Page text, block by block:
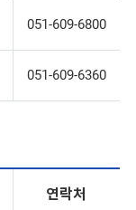
051-609-6800
051-609-6360
연락처